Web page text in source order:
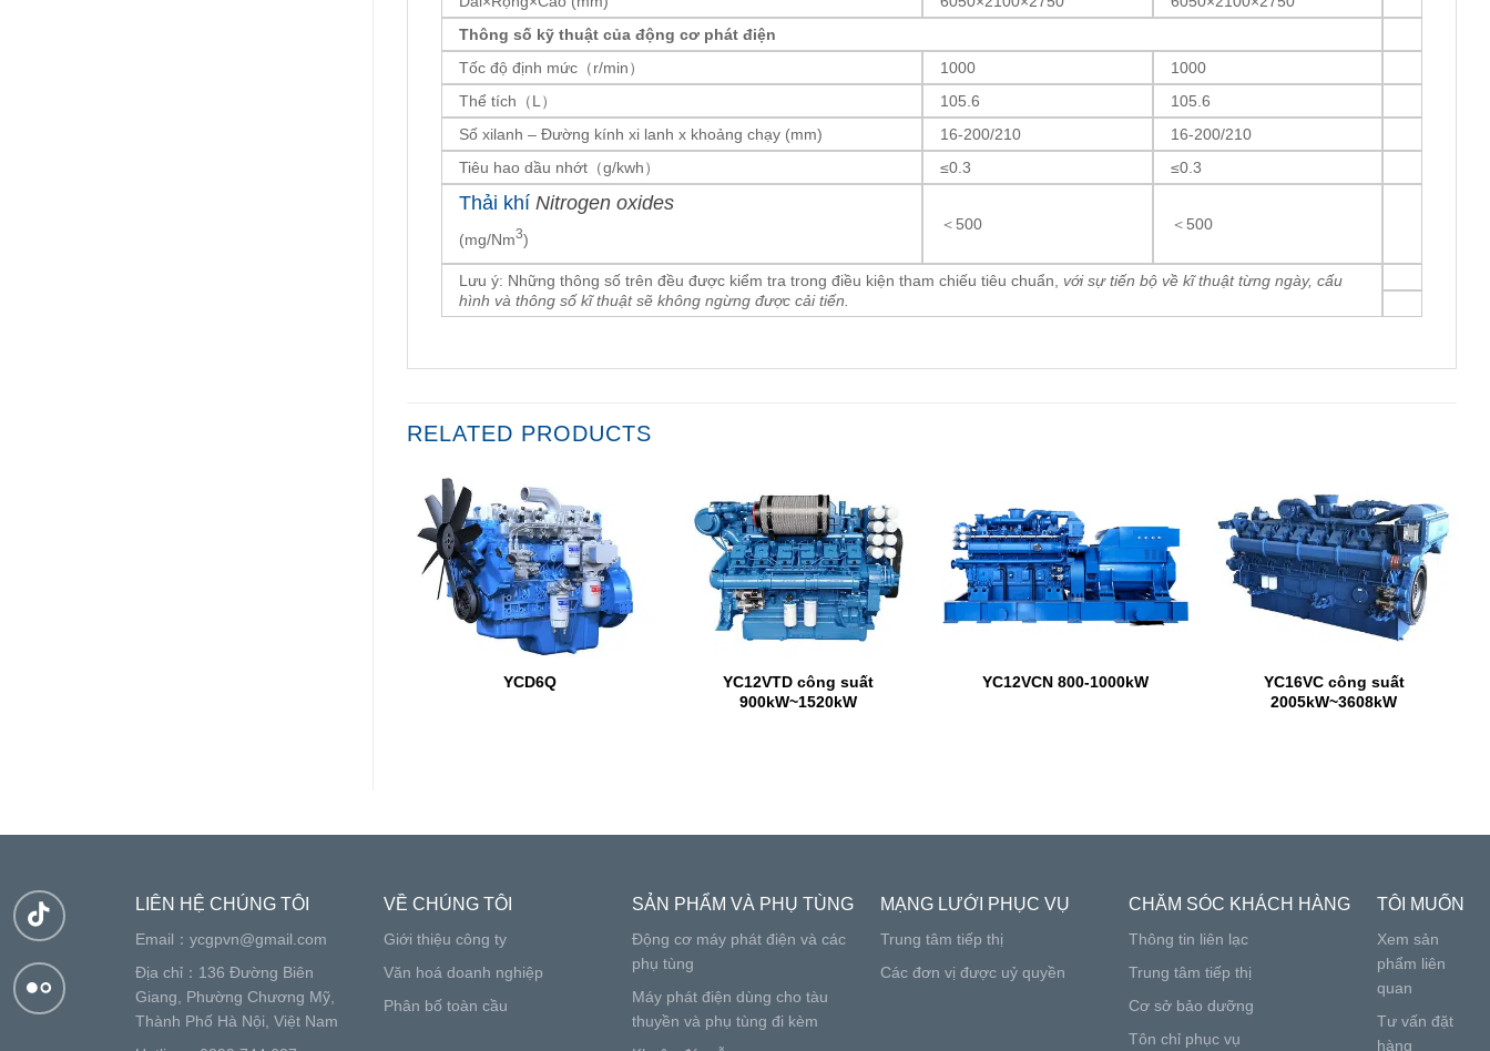
Thông số kỹ thuật của động cơ phát điện
Tốc độ định mức（r/min）
1000
1000
Thể tích（L）
105.6
105.6
Số xilanh – Đường kính xi lanh x khoảng chạy (mm)
16-200/210
16-200/210
Tiêu hao dầu nhớt（g/kwh）
≤0.3 ≤0.3
Thải khí Nitrogen oxides
(mg/Nm3)
＜500 ＜500
Lưu ý: Những thông số trên đều được kiểm tra trong điều kiện tham chiếu tiêu chuẩn,
với sự tiến bộ về kĩ thuật từng ngày, cấu
hình và thông số kĩ thuật sẽ không ngừng được cải tiến.
RELATED PRODUCTS
YCD6Q
YC12VTD công suất
900kW~1520kW
YC12VCN 800-1000kW
YC16VC công suất
2005kW~3608kW
LIÊN HỆ CHÚNG TÔI
Email： ycgpvn@gmail.com
Địa chỉ：136 Đường Biên
Giang, Phường Chương Mỹ,
Thành Phố Hà Nội, Việt Nam
VỀ CHÚNG TÔI
Giới thiệu công ty
Văn hoá doanh nghiệp
Phân bố toàn cầu
SẢN PHẨM VÀ PHỤ TÙNG
Động cơ máy phát điện và các
phụ tùng
Máy phát điện dùng cho tàu
thuyền và phụ tùng đi kèm
MẠNG LƯỚI PHỤC VỤ
Trung tâm tiếp thị
Các đơn vị được uỷ quyền
CHĂM SÓC KHÁCH HÀNG
Thông tin liên lạc
Trung tâm tiếp thị
Cơ sở bảo dưỡng
Tôn chỉ phục vụ
TÔI MUỐN
Xem sản
phẩm liên
quan
Tư vấn đặt
hàng